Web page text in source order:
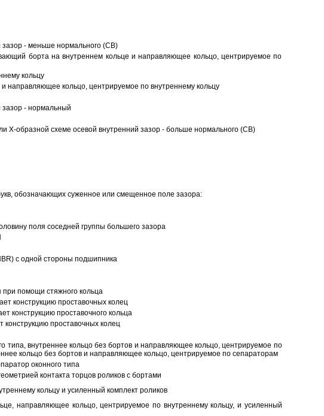
- меньше нормального (CB)
борта на внутреннем кольце и направляющее кольцо, центрируемое по
кольцу
направляющее кольцо, центрируемое по внутреннему кольцу
зазор - нормальный
Х-образной схеме осевой внутренний зазор - больше нормального (CB)
обозначающих суженное или смещенное поле зазора:
поля соседней группы большего зазора
с одной стороны подшипника
при помощи стяжного кольца
конструкцию проставочных колец
конструкцию проставочного кольца
проставочных колец
внутреннее кольцо без бортов и направляющее кольцо, центрируемое по
кольцо без бортов и направляющее кольцо, центрируемое по сепараторам
оконного типа
контакта торцов роликов с бортами
кольцу и усиленный комплект роликов
направляющее кольцо, центрируемое по внутреннему кольцу, и усиленный